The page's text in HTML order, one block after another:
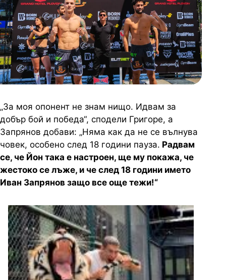
„За моя опонент не знам нищо. Идвам за
добър бой и победа“, сподели Григоре, а
Запрянов добави: „Няма как да не се вълнува
човек, особено след 18 години пауза. Радвам
се, че Йон така е настроен, ще му покажа, че
жестоко се лъже, и че след 18 години името
Иван Запрянов защо все още тежи!“